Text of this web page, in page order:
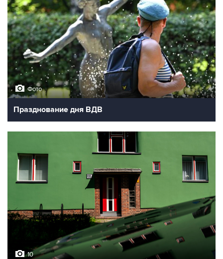
Фото
Празднование дня ВДВ
10